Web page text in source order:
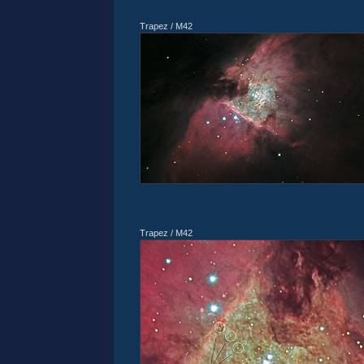
Trapez / M42
Trapez / M42